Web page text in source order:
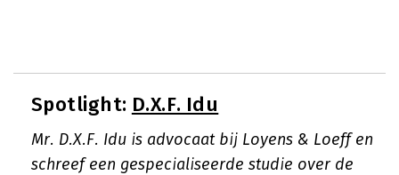
Spotlight: D.X.F. Idu
Mr. D.X.F. Idu is advocaat bij Loyens & Loeff en
schreef een gespecialiseerde studie over de